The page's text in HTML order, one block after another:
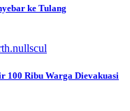
ke Tulang
100 Ribu Warga Dievakuasi